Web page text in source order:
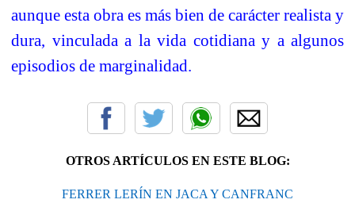
aunque esta obra es más bien de carácter realista y
dura, vinculada a la vida cotidiana y a algunos
episodios de marginalidad.
OTROS ARTÍCULOS EN ESTE BLOG:
FERRER LERÍN EN JACA Y CANFRANC